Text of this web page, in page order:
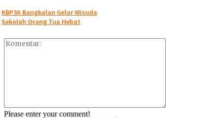
KBP3A Bangkalan Gelar Wisuda
Sekolah Orang Tua Hebat
Please enter your comment!